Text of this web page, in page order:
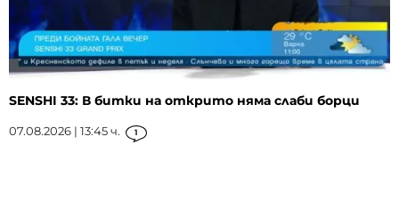
SENSHI 33: В битки на открито няма слаби борци
07.08.2026 | 13:45 ч. 1